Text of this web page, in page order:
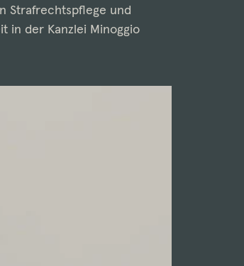
Strafrechtspflege und
in der Kanzlei Minoggio